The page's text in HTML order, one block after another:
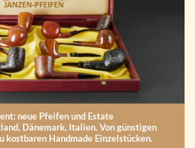
neue Pfeifen und Estate
Dänemark, Italien. Von günstigen
kostbaren Handmade Einzelstücken.